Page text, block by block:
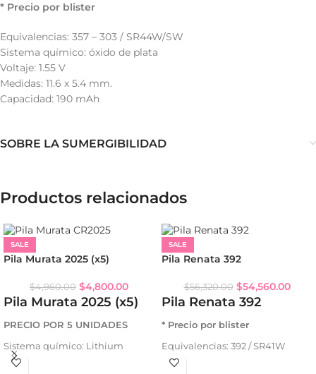
* Precio por blister
Equivalencias: 357 – 303 / SR44W/SW
Sistema químico: óxido de plata
Voltaje: 1.55 V
Medidas: 11.6 x 5.4 mm.
Capacidad: 190 mAh
SOBRE LA SUMERGIBILIDAD
Productos relacionados
SALE
Pila Murata 2025 (x5)
$4,960.00 $4,800.00
Pila Murata 2025 (x5)
PRECIO POR 5 UNIDADES
Sistema químico: Lithium
Voltaje: 3 V
SALE
Pila Renata 392
$56,320.00 $54,560.00
Pila Renata 392
* Precio por blister
Equivalencias: 392 / SR41W
Sistema químico: óxido de plata